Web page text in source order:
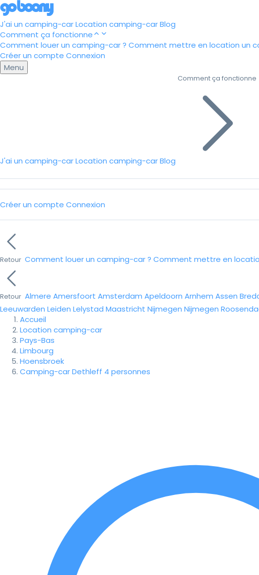
J'ai un camping-carLocation camping-carBlog
Comment ça fonctionne
Comment louer un camping-car ? Comment mettre en location un
Créer un compte Connexion
Menu
J'ai un camping-carLocation camping-carBlog
Comment ça fonctionne
Créer un compte Connexion
Retour Comment louer un camping-car ? Comment mettre en
Retour Almere Amersfoort Amsterdam Apeldoorn Arnhem Assen
Leeuwarden Leiden Lelystad Maastricht Nijmegen Nijmegen
Accueil
Location camping-car
Pays-Bas
Limbourg
Hoensbroek
Camping-car Dethleff 4 personnes